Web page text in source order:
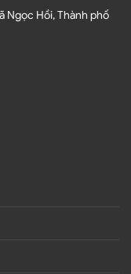
Ngọc Hồi, Thành phố